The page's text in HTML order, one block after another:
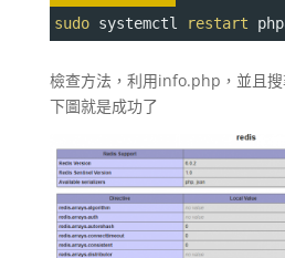
sudo systemctl restart
檢查方法，利用info.php，並且
下圖就是成功了